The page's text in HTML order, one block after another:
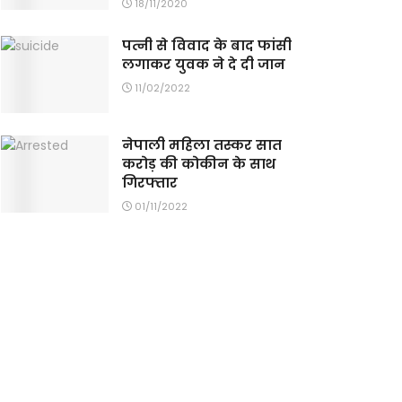
18/11/2020
पत्नी से विवाद के बाद फांसी
लगाकर युवक ने दे दी जान
11/02/2022
नेपाली महिला तस्कर सात
करोड़ की कोकीन के साथ
गिरफ्तार
01/11/2022